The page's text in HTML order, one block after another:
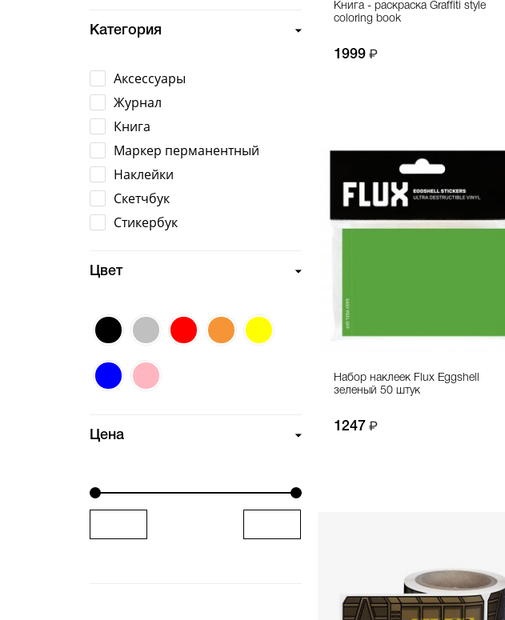
Категория
Аксессуары
Журнал
Книга
Маркер перманентный
Наклейки
Скетчбук
Стикербук
Цвет
Цена
Книга - раскраска Graffiti style
coloring book
1999
Набор наклеек Flux Eggshell
зеленый 50 штук
1247